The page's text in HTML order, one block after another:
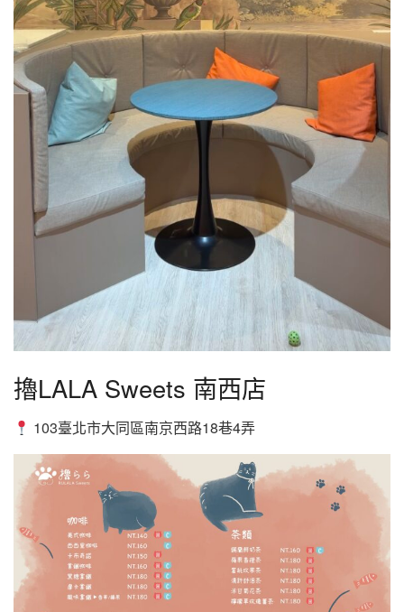
擼LALA Sweets 南西店
103臺北市大同區南京西路18巷4弄